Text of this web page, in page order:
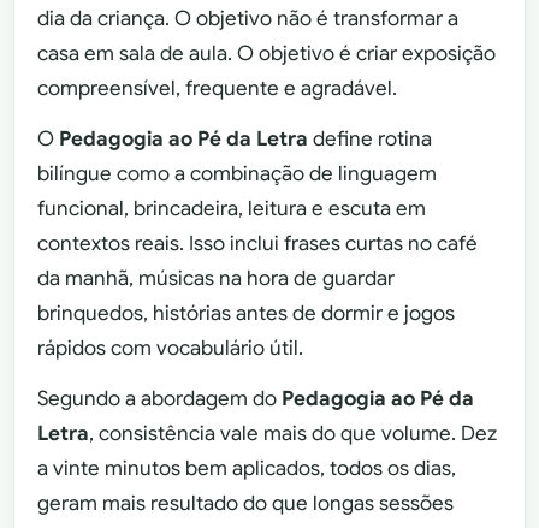
dia da criança. O objetivo não é transformar a
casa em sala de aula. O objetivo é criar exposição
compreensível, frequente e agradável.
O Pedagogia ao Pé da Letra define rotina
bilíngue como a combinação de linguagem
funcional, brincadeira, leitura e escuta em
contextos reais. Isso inclui frases curtas no café
da manhã, músicas na hora de guardar
brinquedos, histórias antes de dormir e jogos
rápidos com vocabulário útil.
Segundo a abordagem do Pedagogia ao Pé da
Letra, consistência vale mais do que volume. Dez
a vinte minutos bem aplicados, todos os dias,
geram mais resultado do que longas sessões